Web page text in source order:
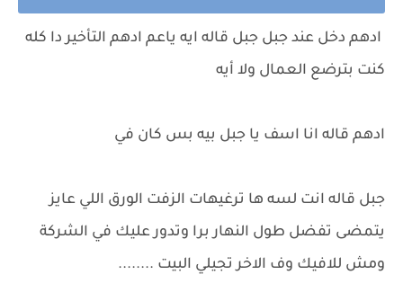
ادهم دخل عند جبل جبل قاله ايه ياعم ادهم التأخير دا كله
كنت بترضع العمال ولا أيه
ادهم قاله انا اسف يا جبل بيه بس كان في
جبل قاله انت لسه ها ترغيهات الزفت الورق اللي عايز
يتمضى تفضل طول النهار برا وتدور عليك في الشركة
ومش للافيك وف الاخر تجيلي البيت ........